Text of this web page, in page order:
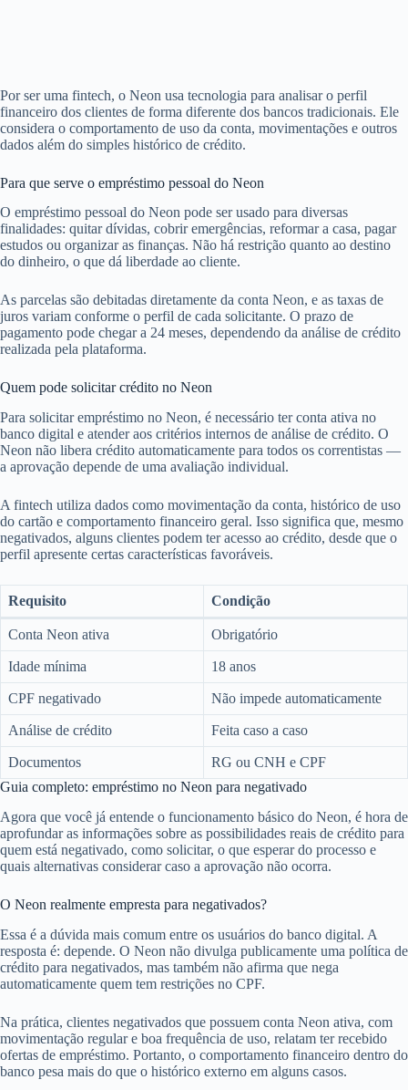
Por ser uma fintech, o Neon usa tecnologia para analisar o perfil
financeiro dos clientes de forma diferente dos bancos tradicionais. Ele
considera o comportamento de uso da conta, movimentações e outros
dados além do simples histórico de crédito.
Para que serve o empréstimo pessoal do Neon
O empréstimo pessoal do Neon pode ser usado para diversas
finalidades: quitar dívidas, cobrir emergências, reformar a casa, pagar
estudos ou organizar as finanças. Não há restrição quanto ao destino
do dinheiro, o que dá liberdade ao cliente.
As parcelas são debitadas diretamente da conta Neon, e as taxas de
juros variam conforme o perfil de cada solicitante. O prazo de
pagamento pode chegar a 24 meses, dependendo da análise de crédito
realizada pela plataforma.
Quem pode solicitar crédito no Neon
Para solicitar empréstimo no Neon, é necessário ter conta ativa no
banco digital e atender aos critérios internos de análise de crédito. O
Neon não libera crédito automaticamente para todos os correntistas —
a aprovação depende de uma avaliação individual.
A fintech utiliza dados como movimentação da conta, histórico de uso
do cartão e comportamento financeiro geral. Isso significa que, mesmo
negativados, alguns clientes podem ter acesso ao crédito, desde que o
perfil apresente certas características favoráveis.
Requisito Condição
Conta Neon ativa Obrigatório
Idade mínima 18 anos
CPF negativado Não impede automaticamente
Análise de crédito Feita caso a caso
Documentos
RG ou CNH e CPF
Guia completo: empréstimo no Neon para negativado
Agora que você já entende o funcionamento básico do Neon, é hora de
aprofundar as informações sobre as possibilidades reais de crédito para
quem está negativado, como solicitar, o que esperar do processo e
quais alternativas considerar caso a aprovação não ocorra.
O Neon realmente empresta para negativados?
Essa é a dúvida mais comum entre os usuários do banco digital. A
resposta é: depende. O Neon não divulga publicamente uma política de
crédito para negativados, mas também não afirma que nega
automaticamente quem tem restrições no CPF.
Na prática, clientes negativados que possuem conta Neon ativa, com
movimentação regular e boa frequência de uso, relatam ter recebido
ofertas de empréstimo. Portanto, o comportamento financeiro dentro do
banco pesa mais do que o histórico externo em alguns casos.